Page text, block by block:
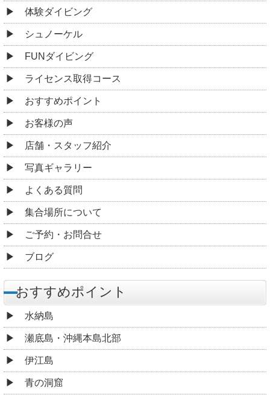
体験ダイビング
シュノーケル
FUNダイビング
ライセンス取得コース
おすすめポイント
お客様の声
店舗・スタッフ紹介
写真ギャラリー
よくある質問
集合場所について
ご予約・お問合せ
ブログ
おすすめポイント
水納島
瀬底島・沖縄本島北部
伊江島
青の洞窟